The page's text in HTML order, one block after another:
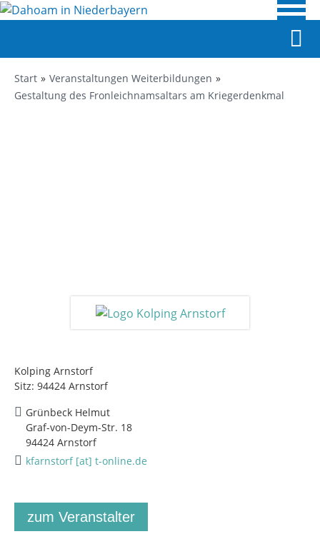
Start
Veranstaltungen Weiterbildungen
Gestaltung des Fronleichnamsaltars am Kriegerdenkmal
Kolping Arnstorf
Sitz: 94424 Arnstorf
Grünbeck Helmut
Graf-von-Deym-Str. 18
94424 Arnstorf
kfarnstorf [at] t-online.de
zum Veranstalter